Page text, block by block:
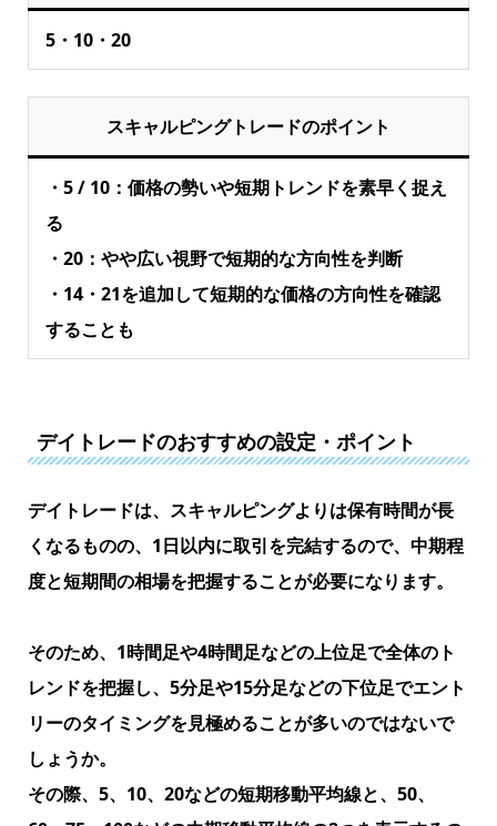
5・10・20
スキャルピングトレードのポイント
・5 / 10：価格の勢いや短期トレンドを素早く捉え
る
・20：やや広い視野で短期的な方向性を判断
・14・21を追加して短期的な価格の方向性を確認
することも
デイトレードのおすすめの設定・ポイント
デイトレードは、スキャルピングよりは保有時間が長
くなるものの、1日以内に取引を完結するので、中期程
度と短期間の相場を把握することが必要になります。
そのため、1時間足や4時間足などの上位足で全体のト
レンドを把握し、5分足や15分足などの下位足でエント
リーのタイミングを見極めることが多いのではないで
しょうか。
その際、5、10、20などの短期移動平均線と、50、